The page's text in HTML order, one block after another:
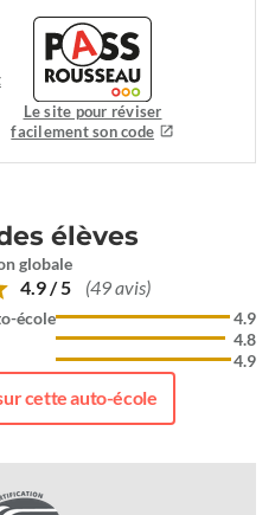
Le site pour réviser
facilement son code
élèves
globale
4.9 / 5 (49 avis)
école
4.9
4.8
4.9
cette auto-école